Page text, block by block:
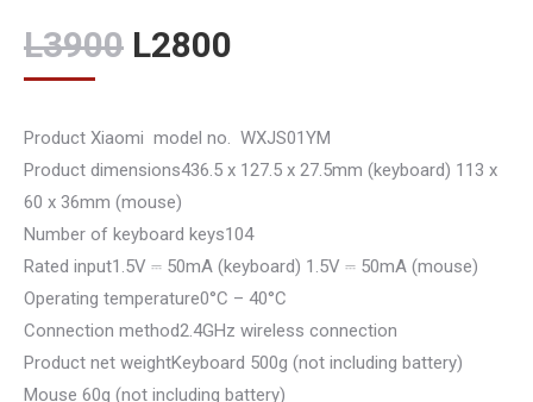
L3900 Original
L3900.
L2800
L2800.
Product Xiaomi model no. WXJS01YM
Product dimensions436.5 x 127.5 x 27.5mm (keyboard) 113 x
60 x 36mm (mouse)
Number of keyboard keys104
Rated input1.5V ⎓ 50mA (keyboard) 1.5V ⎓ 50mA (mouse)
Operating temperature0°C – 40°C
Connection method2.4GHz wireless connection
Product net weightKeyboard 500g (not including battery)
Mouse 60g (not including battery)